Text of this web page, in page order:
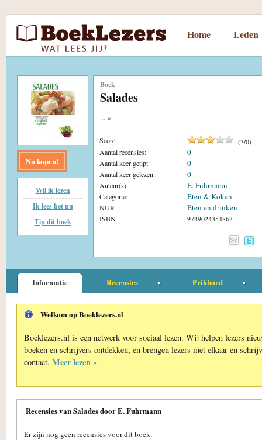
Home Leden
Nu kopen!
Wil ik lezen
Ik lees het nu
Tip dit boek
Boek
Salades
... «
Score: (3/0)
Aantal recensies:
0
Aantal keer getipt: 0
Aantal keer gelezen: 0
Auteur(s): E. Fuhrmann
Categorie: Eten & Koken
NUR Eten en drinken
ISBN 9789024354863
Informatie Recensies Prikbord
Welkom op Boeklezers.nl
Boeklezers.nl is een netwerk voor sociaal lezen. Wij helpen lezers
boeken en schrijvers ontdekken, en brengen lezers met elkaar en
contact. Meer lezen »
Recensies van Salades door E. Fuhrmann
Er zijn nog geen recensies voor dit boek.